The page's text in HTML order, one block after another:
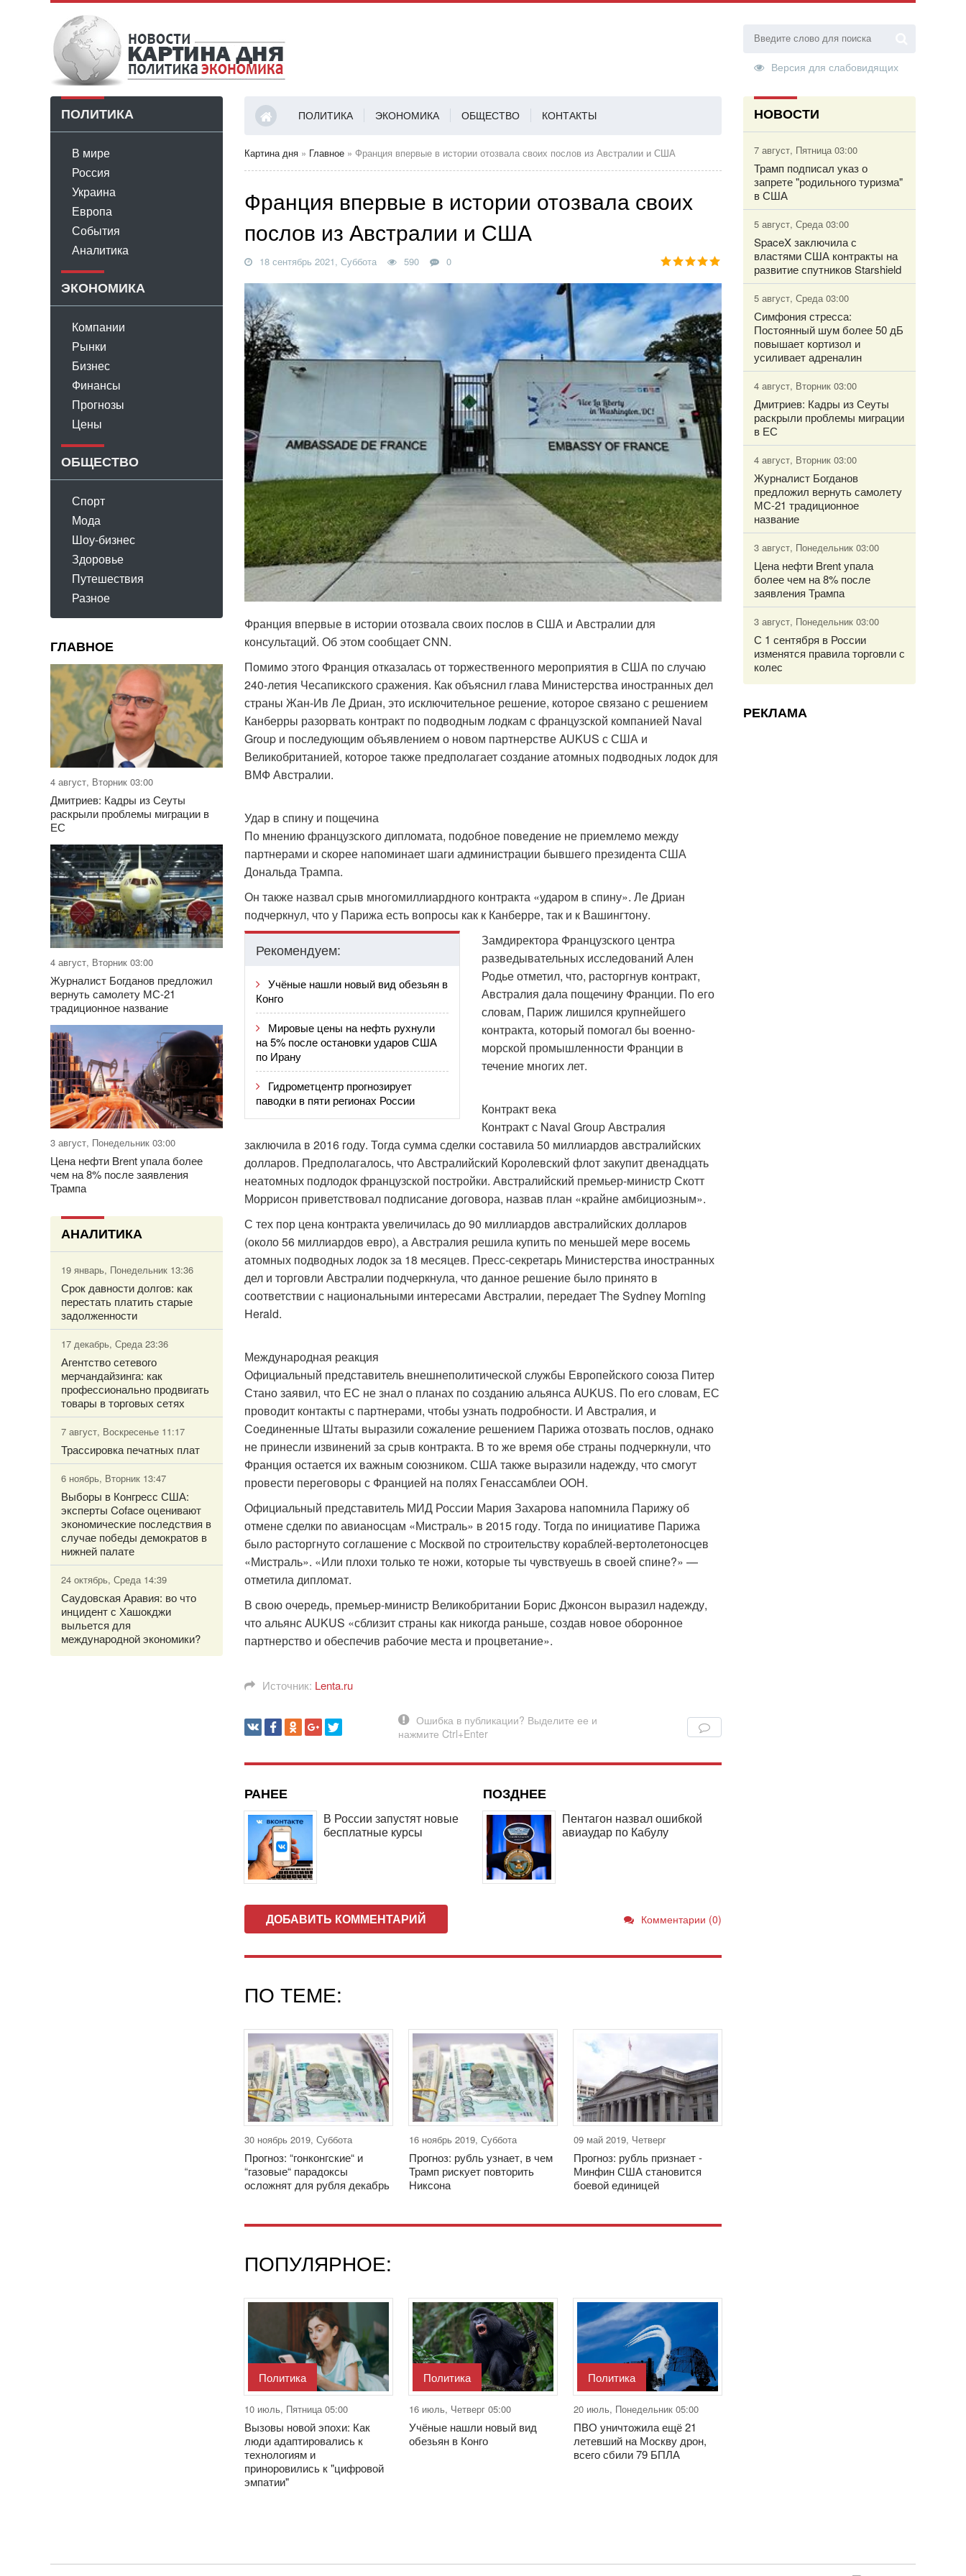
Версия для слабовидящих
ПОЛИТИКА
В мире
Россия
Украина
Европа
События
Аналитика
ЭКОНОМИКА
Компании
Рынки
Бизнес
Финансы
Прогнозы
Цены
ОБЩЕСТВО
Спорт
Мода
Шоу-бизнес
Здоровье
Путешествия
Разное
ГЛАВНОЕ
4 август, Вторник 03:00
Дмитриев: Кадры из Сеуты
раскрыли проблемы миграции в
ЕС
4 август, Вторник 03:00
Журналист Богданов предложил
вернуть самолету МС-21
традиционное название
3 август, Понедельник 03:00
Цена нефти Brent упала более
чем на 8% после заявления
Трампа
АНАЛИТИКА
19 январь, Понедельник 13:36
Срок давности долгов: как
перестать платить старые
задолженности
17 декабрь, Среда 23:36
Агентство сетевого
мерчандайзинга: как
профессионально продвигать
товары в торговых сетях
7 август, Воскресенье 11:17
Трассировка печатных плат
6 ноябрь, Вторник 13:47
Выборы в Конгресс США:
эксперты Coface оценивают
экономические последствия в
случае победы демократов в
нижней палате
24 октябрь, Среда 14:39
Саудовская Аравия: во что
инцидент с Хашокджи
выльется для
международной экономики?
ПОЛИТИКА ЭКОНОМИКА ОБЩЕСТВО КОНТАКТЫ
АВТОРИЗАЦИЯ
Картина дня » Главное » Франция впервые в истории отозвала своих послов из Австралии и США
Франция впервые в истории отозвала своих
послов из Австралии и США
18 сентябрь 2021, Суббота 590 0
Франция впервые в истории отозвала своих послов в США и Австралии для
консультаций. Об этом сообщает CNN.
Помимо этого Франция отказалась от торжественного мероприятия в США по случаю
240-летия Чесапикского сражения. Как объяснил глава Министерства иностранных дел
страны Жан-Ив Ле Дриан, это исключительное решение, которое связано с решением
Канберры разорвать контракт по подводным лодкам с французской компанией Naval
Group и последующим объявлением о новом партнерстве AUKUS с США и
Великобританией, которое также предполагает создание атомных подводных лодок для
ВМФ Австралии.
Удар в спину и пощечина
По мнению французского дипломата, подобное поведение не приемлемо между
партнерами и скорее напоминает шаги администрации бывшего президента США
Дональда Трампа.
Он также назвал срыв многомиллиардного контракта «ударом в спину». Ле Дриан
подчеркнул, что у Парижа есть вопросы как к Канберре, так и к Вашингтону.
Рекомендуем:
Учёные нашли новый вид обезьян в
Конго
Мировые цены на нефть рухнули
на 5% после остановки ударов США
по Ирану
Гидрометцентр прогнозирует
паводки в пяти регионах России
Замдиректора Французского центра
разведывательных исследований Ален
Родье отметил, что, расторгнув контракт,
Австралия дала пощечину Франции. По его
словам, Париж лишился крупнейшего
контракта, который помогал бы военно-
морской промышленности Франции в
течение многих лет.
Контракт века
Контракт с Naval Group Австралия
заключила в 2016 году. Тогда сумма сделки составила 50 миллиардов австралийских
долларов. Предполагалось, что Австралийский Королевский флот закупит двенадцать
неатомных подлодок французской постройки. Австралийский премьер-министр Скотт
Моррисон приветствовал подписание договора, назвав план «крайне амбициозным».
С тех пор цена контракта увеличилась до 90 миллиардов австралийских долларов
(около 56 миллиардов евро), а Австралия решила купить по меньшей мере восемь
атомных подводных лодок за 18 месяцев. Пресс-секретарь Министерства иностранных
дел и торговли Австралии подчеркнула, что данное решение было принято в
соответствии с национальными интересами Австралии, передает The Sydney Morning
Herald.
Международная реакция
Официальный представитель внешнеполитической службы Европейского союза Питер
Стано заявил, что ЕС не знал о планах по созданию альянса AUKUS. По его словам, ЕС
проводит контакты с партнерами, чтобы узнать подробности. И Австралия, и
Соединенные Штаты выразили сожаление решением Парижа отозвать послов, однако
не принесли извинений за срыв контракта. В то же время обе страны подчеркнули, что
Франция остается их важным союзником. США также выразили надежду, что смогут
провести переговоры с Францией на полях Генассамблеи ООН.
Официальный представитель МИД России Мария Захарова напомнила Парижу об
отмене сделки по авианосцам «Мистраль» в 2015 году. Тогда по инициативе Парижа
было расторгнуто соглашение с Москвой по строительству кораблей-вертолетоносцев
«Мистраль». «Или плохи только те ножи, которые ты чувствуешь в своей спине?» —
отметила дипломат.
В свою очередь, премьер-министр Великобритании Борис Джонсон выразил надежду,
что альянс AUKUS «сблизит страны как никогда раньше, создав новое оборонное
партнерство и обеспечив рабочие места и процветание».
Источник: Lenta.ru
РАНЕЕ
В России запустят новые
бесплатные курсы
ПОЗДНЕЕ
Пентагон назвал ошибкой
авиаудар по Кабулу
ДОБАВИТЬ КОММЕНТАРИЙ Комментарии (0)
ПО ТЕМЕ:
30 ноябрь 2019, Суббота
Прогноз: “гонконгские“ и
“газовые“ парадоксы
осложнят для рубля декабрь
16 ноябрь 2019, Суббота
Прогноз: рубль узнает, в чем
Трамп рискует повторить
Никсона
09 май 2019, Четверг
Прогноз: рубль признает -
Минфин США становится
боевой единицей
ПОПУЛЯРНОЕ:
Политика
10 июль, Пятница 05:00
Вызовы новой эпохи: Как
люди адаптировались к
технологиям и
приноровились к "цифровой
эмпатии"
Политика
16 июль, Четверг 05:00
Учёные нашли новый вид
обезьян в Конго
Политика
20 июль, Понедельник 05:00
ПВО уничтожила ещё 21
летевший на Москву дрон,
всего сбили 79 БПЛА
НОВОСТИ
7 август, Пятница 03:00
Трамп подписал указ о
запрете "родильного туризма"
в США
5 август, Среда 03:00
SpaceX заключила с
властями США контракты на
развитие спутников Starshield
5 август, Среда 03:00
Симфония стресса:
Постоянный шум более 50 дБ
повышает кортизол и
усиливает адреналин
4 август, Вторник 03:00
Дмитриев: Кадры из Сеуты
раскрыли проблемы миграции
в ЕС
4 август, Вторник 03:00
Журналист Богданов
предложил вернуть самолету
МС-21 традиционное
название
3 август, Понедельник 03:00
Цена нефти Brent упала
более чем на 8% после
заявления Трампа
3 август, Понедельник 03:00
С 1 сентября в России
изменятся правила торговли с
колес
РЕКЛАМА